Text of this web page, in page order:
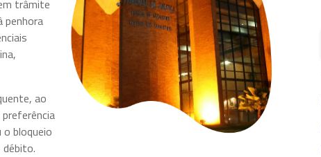
trâmite
penhora
ao
o bloqueio
débito.